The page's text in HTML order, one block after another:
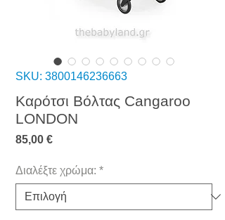
SKU: 3800146236663
Καρότσι Βόλτας Cangaroo
LONDON
85,00 €Τιμή
Διαλέξτε χρώμα: *